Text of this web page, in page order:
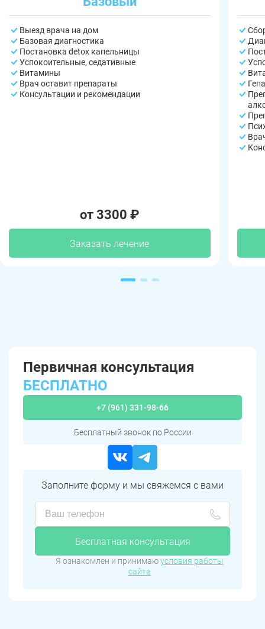
Выезд врача на дом
Базовая диагностика
Постановка detox капельницы
Успокоительные, седативные
Витамины
Врач оставит препараты
Консультации и рекомендации
от 3300 ₽
Заказать лечение
Первичная консультация
БЕСПЛАТНО
+7 (961) 331-98-66
Бесплатный звонок по России
Заполните форму и мы свяжемся с вами
Бесплатная консультация
Я ознакомлен и принимаюусловия работы
сайта